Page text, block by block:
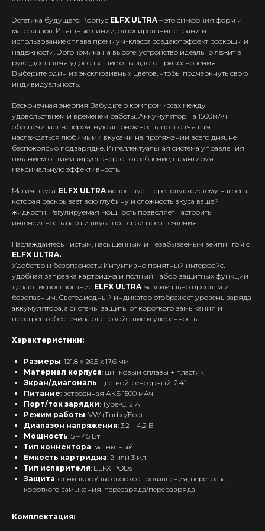
Эстетика будущего: Корпус ELFX ULTRA – это симфония форм и
материалов. Изящные линии, отполированные грани и
использование сплава премиум-класса создают эффект роскоши и
надежности. Эргономика на высоте: устройство идеально лежит в
руке, доставляя удовольствие от каждого прикосновения.
Выберите один из эксклюзивных цветов, чтобы подчеркнуть свою
индивидуальность.
Бесконечная энергия: Забудьте о компромиссах между
удовольствием и временем работы. Аккумулятор на 1500мАч
обеспечивает невероятную автономность, позволяя вам
наслаждаться любимыми вкусами на протяжении всего дня, не
беспокоясь о подзарядке. Интеллектуальная система управления
питанием оптимизирует энергопотребление, гарантируя
максимальную эффективность.
Магия вкуса: ELFX ULTRA использует передовую систему нагрева,
которая раскрывает всю глубину и сложность вкуса вашей
жидкости. Регулируемая мощность позволяет настроить
интенсивность пара и вкуса под свои предпочтения.
Наслаждайтесь чистым, насыщенным и незабываемым вейпингом с
ELFX ULTRA.
Удобство и безопасность: Интуитивно понятный интерфейс,
удобная заправка картриджа и полный набор защитных функций
делают использование ELFX ULTRA максимально простым и
безопасным. Светодиодный индикатор отображает уровень заряда
аккумулятора, а системы защиты от короткого замыкания и
перегрева обеспечивают спокойствие и уверенность.
Характеристики:
Размеры: 121,8 х 26,5 х 17,6 мм
Материал корпуса: цинковый сплавы + пластик
Экран/диагональ: цветной, сенсорный, 2,4”
Питание: встроенная АКБ 1500 мАч
Порт/ток зарядки: Type-C, 2 А
Режим работы: VW (Turbo/Eco)
Диапазон напряжения: 3,2 – 4,2 В
Мощность: 5 – 45 Вт
Тип коннектора: магнитный
Емкость картриджа: 2 или 3 мл
Тип испарителя: ELFX PODs
Защита: от низкого/высокого сопротивления, перегрева,
короткого замыкания, перезаряда/переразряда
Комплектация: